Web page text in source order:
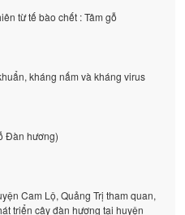
từ tế bào chết : Tâm gỗ
kháng nấm và kháng virus
Đàn hương)
Cam Lộ, Quảng Trị tham quan,
triển cây đàn hương tại huyện